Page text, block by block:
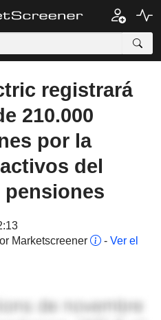
registrará
210.000
por la
del
Marketscreener
- Ver el